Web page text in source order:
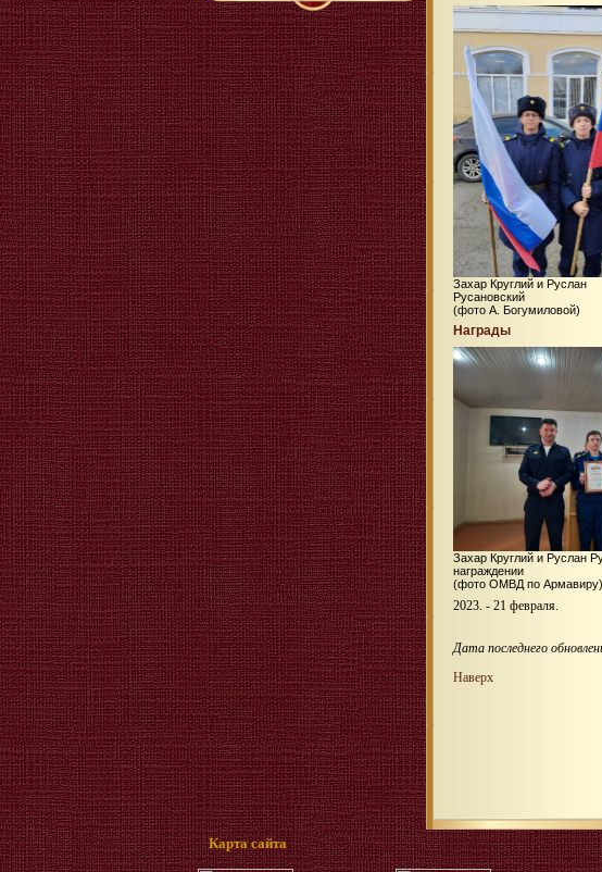
Захар Круглий и Руслан
Русановский
(фото А. Богумиловой)
Награды
Захар Круглий и Руслан
награждении
(фото ОМВД по Армавиру)
2023. - 21 февраля.
Дата последнего
Наверх
Карта сайта